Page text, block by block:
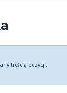
treścią pozycji.